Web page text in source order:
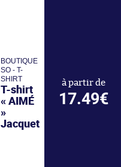
BOUTIQUE
SO - T-
SHIRT
T-shirt
« AIMÉ
»
Jacquet
à partir de
17.49€